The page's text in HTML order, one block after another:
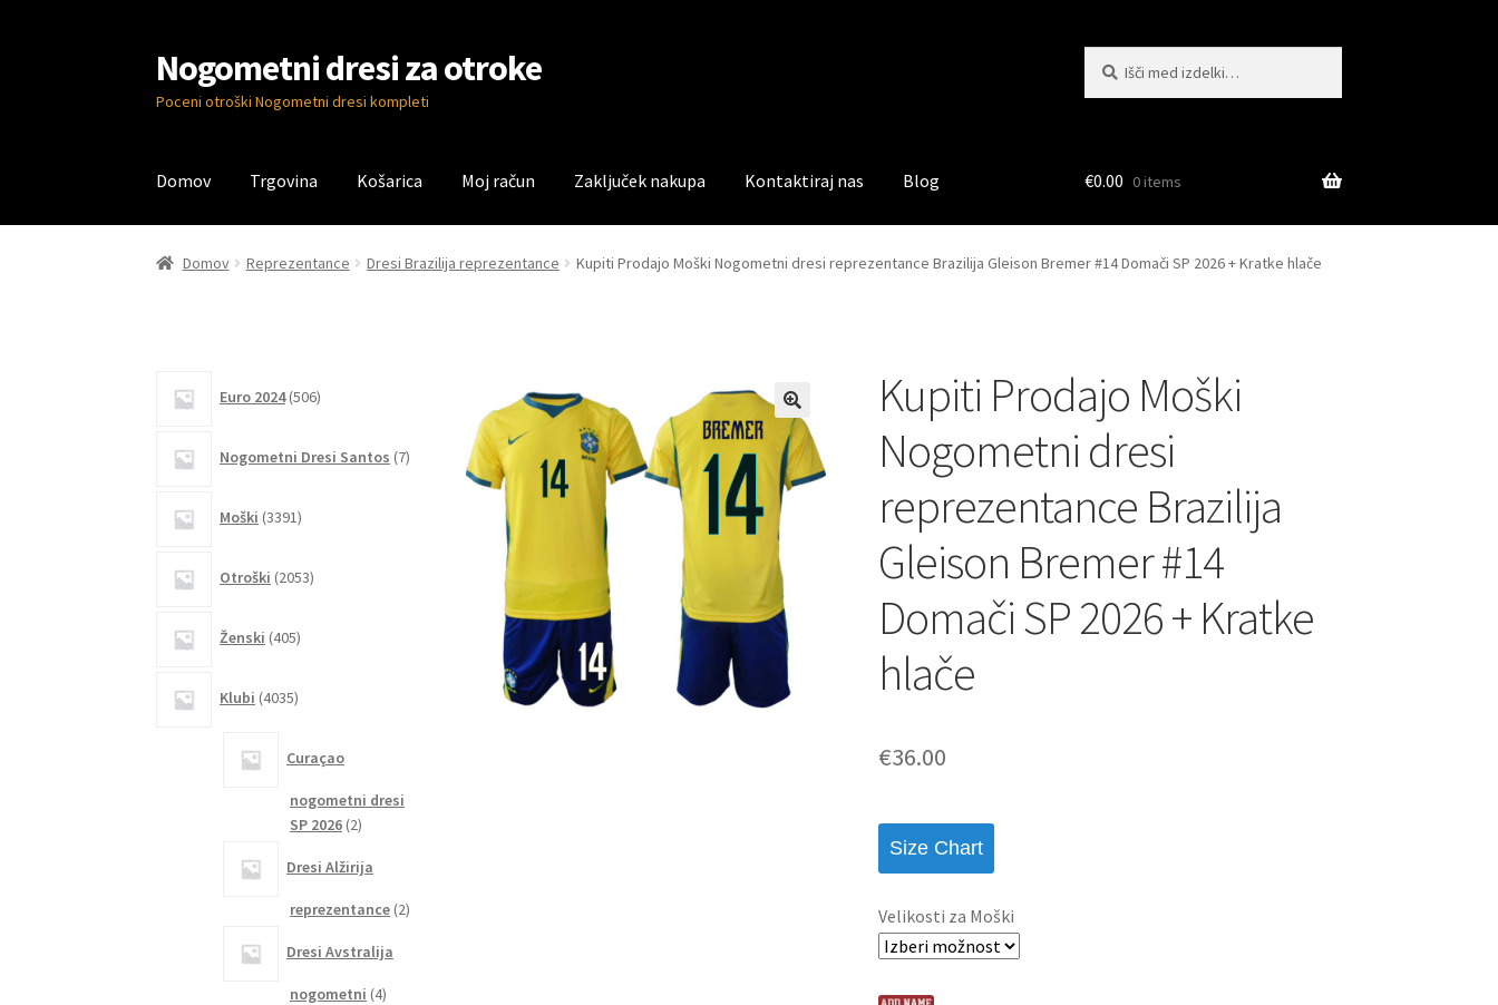
Skip
to
navigation
Skip
to
content
Nogometni dresi za otroke
Poceni otroški Nogometni dresi kompleti
Domov Trgovina Košarica Moj račun Zaključek nakupa Kontaktiraj nas Blog
Domov BlogKontaktiraj nas KošaricaMoj račun Trgovina Zaključek nakupa
€0.00 0 items
Domov Reprezentance Dresi Brazilija reprezentance Kupiti Prodajo Moški Nogometni dresi reprezentance Brazilija Gleison Bremer #14 Domači SP 2026 + Kratke hlače
Kupiti Prodajo Moški
Nogometni dresi
reprezentance Brazilija
Gleison Bremer #14
Domači SP 2026 + Kratke
hlače
€36.00
Size Chart
Velikosti za Moški
Euro 2024 506izdelkov
Nogometni Dresi Santos 7izdelkov
Moški 3391izdelkov
Otroški 2053izdelkov
Ženski 405izdelkov
Klubi 4035izdelkov
Curaçao
nogometni dresi
SP 2026 22
Dresi Alžirija
reprezentance 22
Dresi Avstralija
nogometni 44